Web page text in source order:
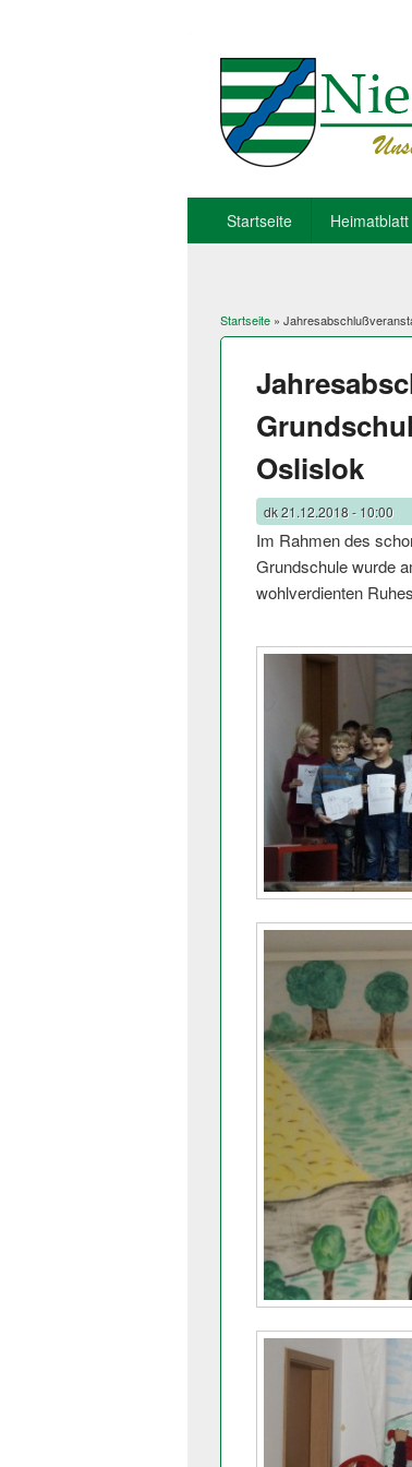
Startseite Heimatblatt
Sie sind hier
Startseite »
Oslislok
dk21.12.2018 - 10:00
Im Rahmen des
Grundschule wurde
wohlverdienten